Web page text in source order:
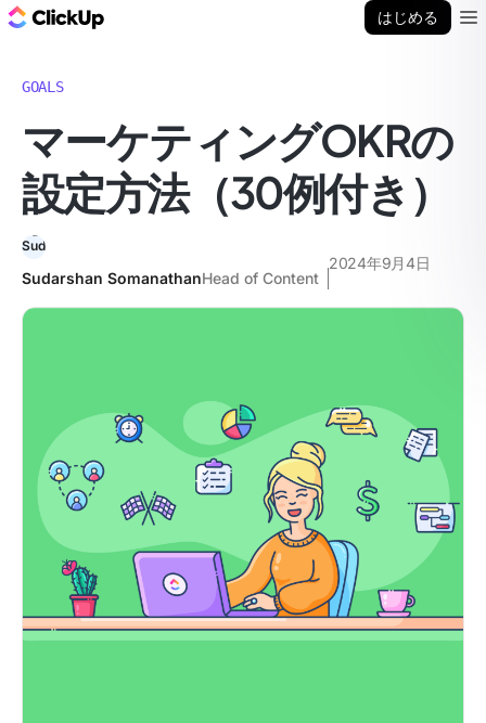
はじめる
GOALS
マーケティングOKRの
設定方法（30例付き）
Sudarshan SomanathanHead of Content
2024年9月4日